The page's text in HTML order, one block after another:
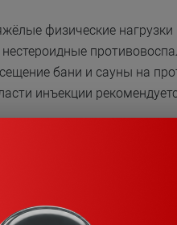
физические
бани и сауны на
инъекции